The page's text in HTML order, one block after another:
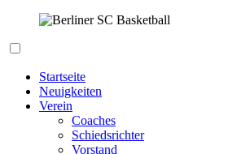
springen
Startseite
Neuigkeiten
Verein
Coaches
Schiedsrichter
Vorstand